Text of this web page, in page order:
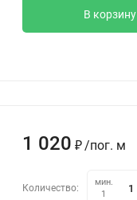
В корзину
1 020 ₽ /пог. м
Количество:
мин.
1